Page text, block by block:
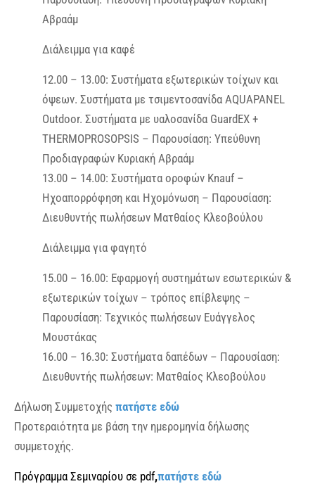
Αβραάμ
Διάλειμμα για καφέ
12.00 – 13.00: Συστήματα εξωτερικών τοίχων και
όψεων. Συστήματα με τσιμεντοσανίδα AQUAPANEL
Outdoor. Συστήματα με υαλοσανίδα GuardEX +
THERMOPROSOPSIS – Παρουσίαση: Υπεύθυνη
Προδιαγραφών Κυριακή Αβραάμ
13.00 – 14.00: Συστήματα οροφών Knauf –
Ηχοαπορρόφηση και Ηχομόνωση – Παρουσίαση:
Διευθυντής πωλήσεων Ματθαίος Κλεοβούλου
Διάλειμμα για φαγητό
15.00 – 16.00: Εφαρμογή συστημάτων εσωτερικών &
εξωτερικών τοίχων – τρόπος επίβλεψης –
Παρουσίαση: Τεχνικός πωλήσεων Ευάγγελος
Μουστάκας
16.00 – 16.30: Συστήματα δαπέδων – Παρουσίαση:
Διευθυντής πωλήσεων: Ματθαίος Κλεοβούλου
Δήλωση Συμμετοχής πατήστε εδώ
Προτεραιότητα με βάση την ημερομηνία δήλωσης
συμμετοχής.
Πρόγραμμα Σεμιναρίου σε pdf,πατήστε εδώ